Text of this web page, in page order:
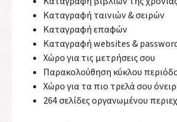
Καταγραφή ταινιών & σειρών
Καταγραφή επαφών
Καταγραφή websites &
Χώρο για τις μετρήσεις σου
Παρακολούθηση κύκλου
Χώρο για τα πιο τρελά σου
264 σελίδες οργανωμένου